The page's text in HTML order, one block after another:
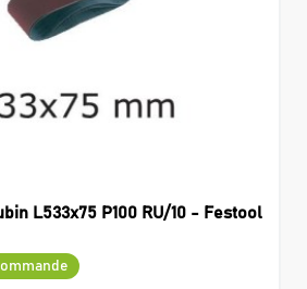
L533x75 P100 RU/10 - Festool